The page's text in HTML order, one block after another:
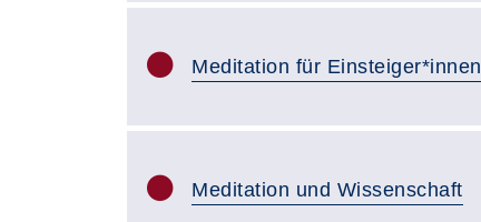
Meditation für Einsteiger*innen
Meditation und Wissenschaft